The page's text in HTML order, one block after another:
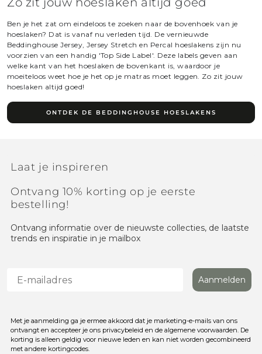
Ben je het zat om eindeloos te zoeken naar de bovenhoek van je
hoeslaken? Dat is vanaf nu verleden tijd. De vernieuwde
Beddinghouse Jersey, Jersey Stretch en Percal hoeslakens zijn nu
voorzien van een handig 'Top Side Label'. Deze labels geven aan
welke kant van het hoeslaken de bovenkant is, waardoor je
moeiteloos weet hoe je het op je matras moet leggen. Zo zit jouw
hoeslaken altijd goed!
ONTDEK DE BEDDINGHOUSE HOESLAKENS
Laat je inspireren
Ontvang 10% korting op je eerste
bestelling!
Ontvang informatie over de nieuwste collecties, de laatste
trends en inspiratie in je mailbox
Aanmelden
Met je aanmelding ga je ermee akkoord dat je marketing-e-mails van ons
ontvangt en accepteer je ons privacybeleid en de algemene voorwaarden. De
korting is alleen geldig voor nieuwe leden en kan niet worden gecombineerd
met andere kortingcodes.